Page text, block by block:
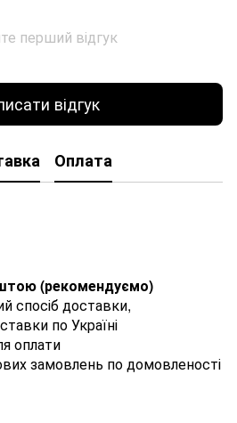
перший відгук
відгук
Оплата
(рекомендуємо)
спосіб доставки,
по Україні
оплати
замовлень по домовленості